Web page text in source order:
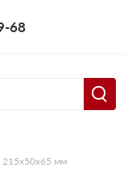
68
215х50х65 мм